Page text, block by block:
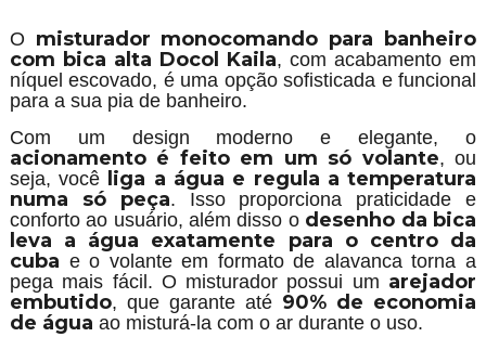
O misturador monocomando para banheiro
com bica alta Docol Kaila, com acabamento em
níquel escovado, é uma opção sofisticada e funcional
para a sua pia de banheiro.
Com um design moderno e elegante, o
acionamento é feito em um só volante, ou
seja, você liga a água e regula a temperatura
numa só peça. Isso proporciona praticidade e
conforto ao usuário, além disso o desenho da bica
leva a água exatamente para o centro da
cuba e o volante em formato de alavanca torna a
pega mais fácil. O misturador possui um arejador
embutido, que garante até 90% de economia
de água ao misturá-la com o ar durante o uso.